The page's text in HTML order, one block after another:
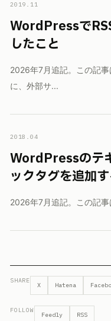
2019.11
WordPressでRSSが検出されない時に確認
したこと
2026年7月追記。この記
に、外部サ...
2018.04
WordPressのテキストエディタに自作クイ
ックタグを追加
2026年7月追記。この記
SHARE
X Hatena
FOLLOW
Feedly RSS